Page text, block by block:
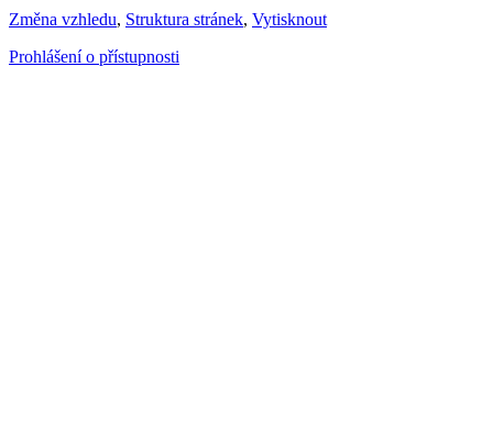
Změna vzhledu, Struktura stránek, Vytisknout
Prohlášení o přístupnosti